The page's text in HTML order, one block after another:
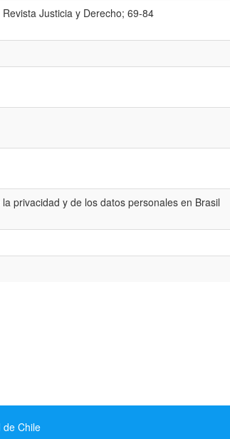
Justicia y Derecho; 69-84
privacidad y de los datos personales en Brasil
de Chile